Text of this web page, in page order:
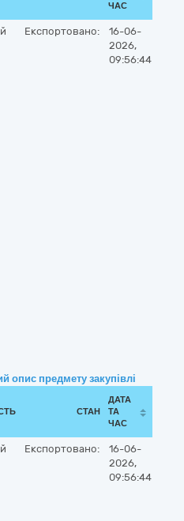
ЧАС
Експортовано:
16-06-
2026,
09:56:44
опис предмету закупівлі
СТАН
ДАТА
ТА
ЧАС
Експортовано:
16-06-
2026,
09:56:44